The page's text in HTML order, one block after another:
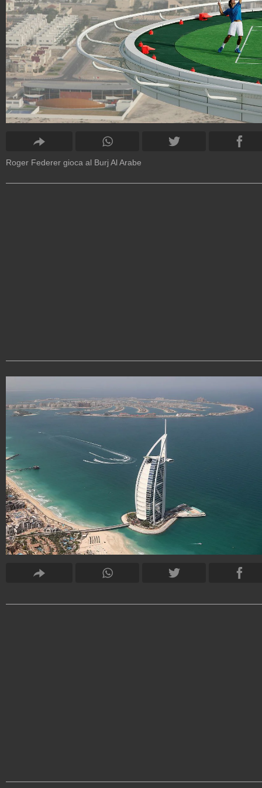
Roger Federer gioca al Burj Al Arabe